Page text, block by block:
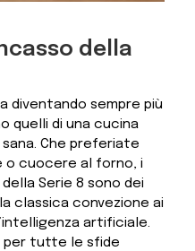
della
diventando sempre più
quelli di una cucina
Che preferiate
o cuocere al forno, i
Serie 8 sono dei
classica convezione ai
artificiale.
per tutte le sfide